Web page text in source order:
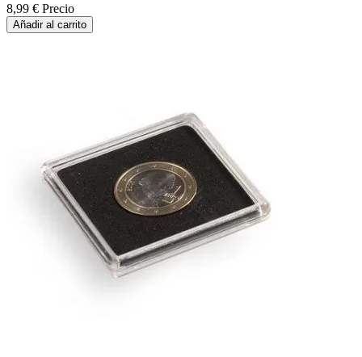
8,99 € Precio
Añadir al carrito